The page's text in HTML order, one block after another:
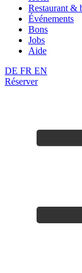
Restaurant &
Événements
Bons
Jobs
Aide
DE FR EN
Réserver